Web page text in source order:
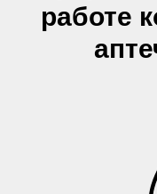
работе